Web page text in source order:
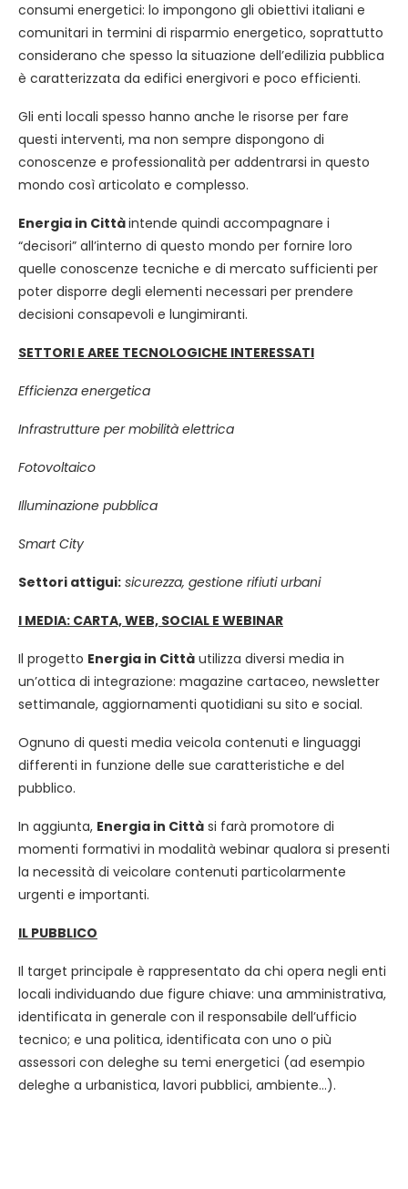
consumi energetici: lo impongono gli obiettivi italiani e
comunitari in termini di risparmio energetico, soprattutto
considerano che spesso la situazione dell’edilizia pubblica
è caratterizzata da edifici energivori e poco efficienti.
Gli enti locali spesso hanno anche le risorse per fare
questi interventi, ma non sempre dispongono di
conoscenze e professionalità per addentrarsi in questo
mondo così articolato e complesso.
Energia in Cittàintende quindi accompagnare i
“decisori” all’interno di questo mondo per fornire loro
quelle conoscenze tecniche e di mercato sufficienti per
poter disporre degli elementi necessari per prendere
decisioni consapevoli e lungimiranti.
SETTORI E AREE TECNOLOGICHE INTERESSATI
Efficienza energetica
Infrastrutture per mobilità elettrica
Fotovoltaico
Illuminazione pubblica
Smart City
Settori attigui: sicurezza, gestione rifiuti urbani
I MEDIA: CARTA, WEB, SOCIAL E WEBINAR
Il progetto Energia in Città utilizza diversi media in
un’ottica di integrazione: magazine cartaceo, newsletter
settimanale, aggiornamenti quotidiani su sito e social.
Ognuno di questi media veicola contenuti e linguaggi
differenti in funzione delle sue caratteristiche e del
pubblico.
In aggiunta, Energia in Città si farà promotore di
momenti formativi in modalità webinar qualora si presenti
la necessità di veicolare contenuti particolarmente
urgenti e importanti.
IL PUBBLICO
Il target principale è rappresentato da chi opera negli enti
locali individuando due figure chiave: una amministrativa,
identificata in generale con il responsabile dell’ufficio
tecnico; e una politica, identificata con uno o più
assessori con deleghe su temi energetici (ad esempio
deleghe a urbanistica, lavori pubblici, ambiente…).